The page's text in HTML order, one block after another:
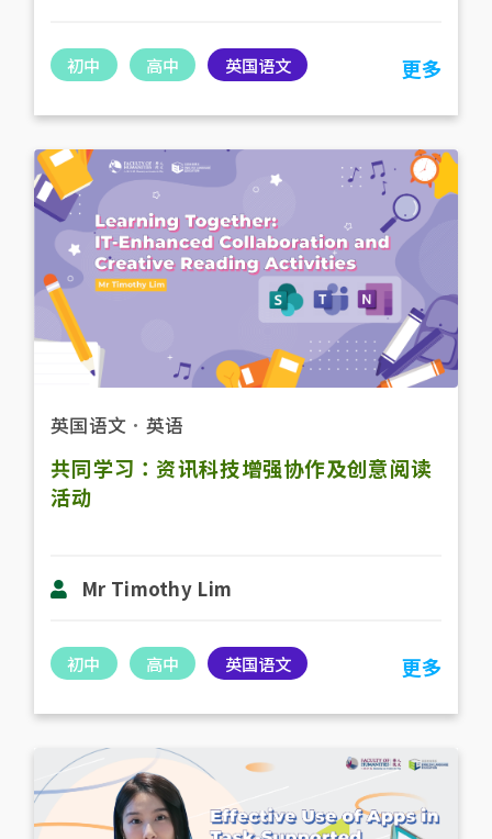
初中 高中 英国语文 更多
英国语文 ． 英语
共同学习：资讯科技增强协作及创意阅读
活动
Mr Timothy Lim
初中 高中 英国语文 更多